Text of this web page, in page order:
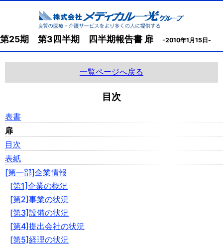
第25期 第3四半期 四半期報告書 扉 -2010年1月15日-
一覧ページへ戻る
目次
表書
扉
目次
表紙
[第一部]企業情報
[第1]企業の概況
[第2]事業の状況
[第3]設備の状況
[第4]提出会社の状況
[第5]経理の状況